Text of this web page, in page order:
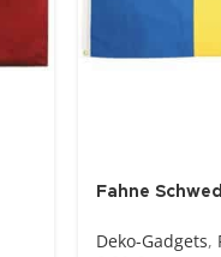
Fahne
Deko-Gadgets,